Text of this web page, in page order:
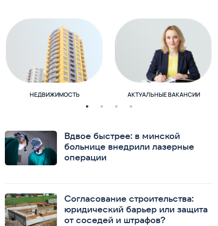
НЕДВИЖИМОСТЬ АКТУАЛЬНЫЕ ВАКАНСИИ
Вдвое быстрее: в минской
больнице внедрили лазерные
операции
Согласование строительства:
юридический барьер или защита
от соседей и штрафов?